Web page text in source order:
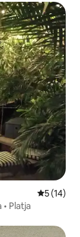
5 de
5 (14)
Platja